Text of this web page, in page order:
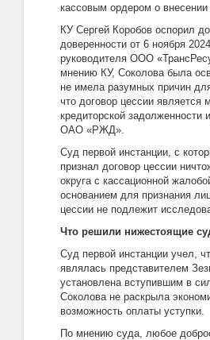
кассовым ордером о
КУ Сергей Коробов оспорил
доверенности от 6 ноября
руководителя ООО
мнению КУ, Соколова была
не имела разумных причин
что договор цессии является
кредиторской
ОАО «РЖД».
Суд первой инстанции, с
признал договор цессии
округа с кассационной
основанием для признания
цессии не подлежит
Что решили нижестоящие
Суд первой инстанции учел,
являлась представителем
установлена вступившим в
Соколова не раскрыла
возможность оплаты уступки.
По мнению суда, любое